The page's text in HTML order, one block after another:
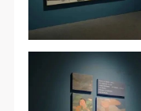
人民共和国民法通
有关规定，为明确
方）的权利义务关
带有甲方肖像的作
一、 一般约定
人民共和国民法通
有关规定，为明确
方）的权利义务关
带有甲方肖像的作
一、 一般约定
人民共和国民法通
有关规定，为明确
方）的权利义务关
带有甲方肖像的作
一、 一般约定